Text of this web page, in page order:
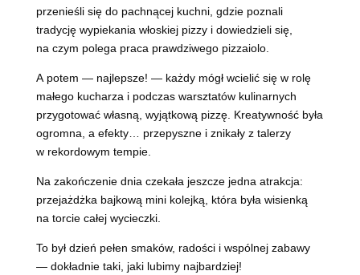
przenieśli się do pachnącej kuchni, gdzie poznali
tradycję wypiekania włoskiej pizzy i dowiedzieli się,
na czym polega praca prawdziwego pizzaiolo.
A potem — najlepsze! — każdy mógł wcielić się w rolę
małego kucharza i podczas warsztatów kulinarnych
przygotować własną, wyjątkową pizzę. Kreatywność była
ogromna, a efekty… przepyszne i znikały z talerzy
w rekordowym tempie.
Na zakończenie dnia czekała jeszcze jedna atrakcja:
przejażdżka bajkową mini kolejką, która była wisienką
na torcie całej wycieczki.
To był dzień pełen smaków, radości i wspólnej zabawy
— dokładnie taki, jaki lubimy najbardziej!